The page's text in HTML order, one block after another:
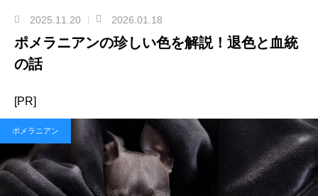
2025.11.20 2026.01.18
ポメラニアンの珍しい色を解説！退色と血統
の話
[PR]
ポメラニアン